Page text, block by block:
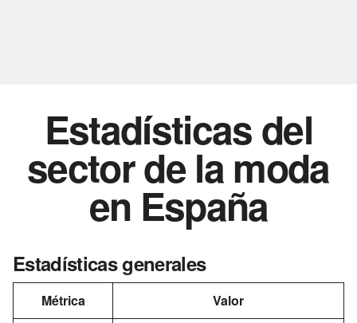
Estadísticas del
sector de la moda
en España
Estadísticas generales
Métrica Valor